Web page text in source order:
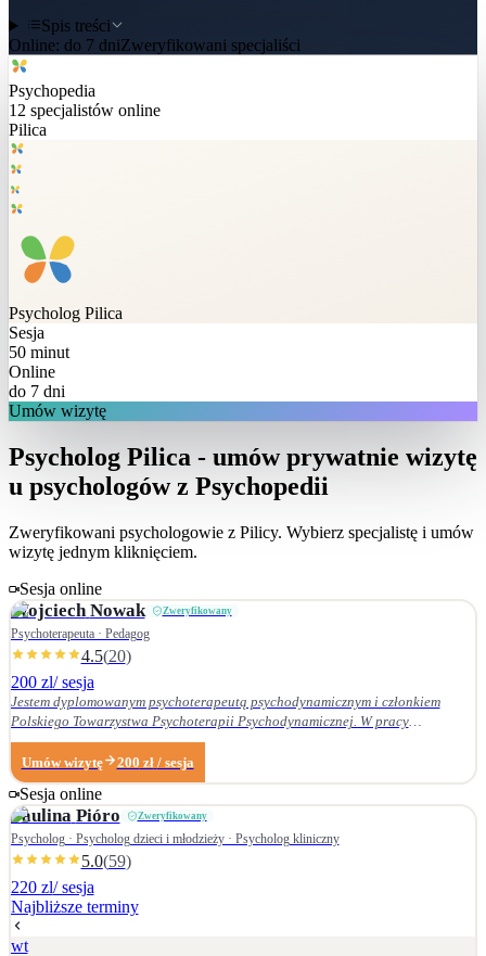
Spis treści
Online: do 7 dniZweryfikowani specjaliści
Psychopedia
12 specjalistów online
Pilica
Psycholog Pilica
Sesja
50 minut
Online
do 7 dni
Umów wizytę
Psycholog Pilica - umów prywatnie wizytę
u psychologów z Psychopedii
Zweryfikowani psychologowie z Pilicy. Wybierz specjalistę i umów
wizytę jednym kliknięciem.
Sesja online
Wojciech Nowak Zweryfikowany
Psychoterapeuta · Pedagog
4.5(20)
200 zl/ sesja
Jestem dyplomowanym psychoterapeutą psychodynamicznym i członkiem
Polskiego Towarzystwa Psychoterapii Psychodynamicznej. W pracy
terapeutycznej wnikliwie słucham pacjenta i podążam za jego narracją. Moje
zainteresowania zawodowe obejmują przede wszystkim: • psychoterapię
zaburzeń osobowości, • zaburzenia nerwicowe i lękowe, • problematykę relacji
małżeńskich i rodzinnych. Nie zajmuję się terapią uzależnień. Ukończyłem
Wydział Nauk Pedagogicznych Dolnośląskiej Szkoły Wyższej we Wrocławiu —
w 2007 r. studia licencjackie (pedagogika rodzinna), a w 2009 r. magisterskie
(resocjalizacja). W 2016 r. ukończyłem czteroletnie szkolenie z psychoterapii
psychodynamicznej w Krakowskim Centrum Psychodynamicznym, a w styczniu
2020 r. uzyskałem dyplom psychoterapeuty psychodynamicznego. Od
ukończenia szkoły psychoterapii regularnie uczestniczę w konferencjach
Umów wizytę 200 zł / sesja
Sesja online
Paulina Pióro Zweryfikowany
Psycholog · Psycholog dzieci i młodzieży · Psycholog kliniczny
5.0(59)
220 zl/ sesja
Najbliższe terminy
wt